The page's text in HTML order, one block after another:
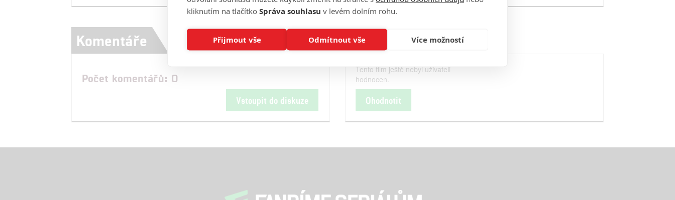
Komentáře
Počet komentářů: 0
Vstoupit do diskuze
Hodnocení
Tento film ještě nebyl uživateli
hodnocen.
Ohodnotit
kliknutím na tlačítko Správa souhlasu v levém dolním rohu.
Přijmout vše Odmítnout vše Více možností